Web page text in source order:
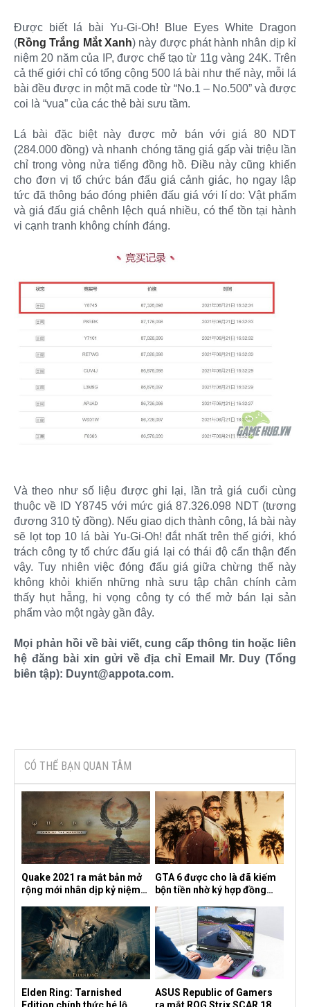
Được biết lá bài Yu-Gi-Oh! Blue Eyes White Dragon
(Rồng Trắng Mắt Xanh) này được phát hành nhân dịp kỉ
niệm 20 năm của IP, được chế tạo từ 11g vàng 24K. Trên
cả thế giới chỉ có tổng cộng 500 lá bài như thế này, mỗi lá
bài đều được in một mã code từ “No.1 – No.500” và được
coi là “vua” của các thẻ bài sưu tầm.
Lá bài đặc biệt này được mở bán với giá 80 NDT
(284.000 đồng) và nhanh chóng tăng giá gấp vài triệu lần
chỉ trong vòng nửa tiếng đồng hồ. Điều này cũng khiến
cho đơn vị tổ chức bán đấu giá cảnh giác, họ ngay lập
tức đã thông báo đóng phiên đấu giá với lí do: Vật phẩm
và giá đấu giá chênh lệch quá nhiều, có thể tồn tại hành
vi cạnh tranh không chính đáng.​
Và theo như số liệu được ghi lại, lần trả giá cuối cùng
thuộc về ID Y8745 với mức giá 87.326.098 NDT (tương
đương 310 tỷ đồng). Nếu giao dịch thành công, lá bài này
sẽ lọt top 10 lá bài Yu-Gi-Oh! đắt nhất trên thế giới, khó
trách công ty tổ chức đấu giá lại có thái độ cẩn thận đến
vậy. Tuy nhiên việc đóng đấu giá giữa chừng thế này
không khỏi khiến những nhà sưu tập chân chính cảm
thấy hụt hẫng, hi vọng công ty có thể mở bán lại sản
phẩm vào một ngày gần đây.
Mọi phản hồi về bài viết, cung cấp thông tin hoặc liên
hệ đăng bài xin gửi về địa chỉ Email Mr. Duy (Tổng
biên tập): Duynt@appota.com.
CÓ THỂ BẠN QUAN TÂM
Quake 2021 ra mắt bản mở
rộng mới nhân dịp kỷ niệm
the Machine
GTA 6 được cho là đã kiếm
bộn tiền nhờ ký hợp đồng
Elden Ring: Tarnished
ASUS Republic of Gamers